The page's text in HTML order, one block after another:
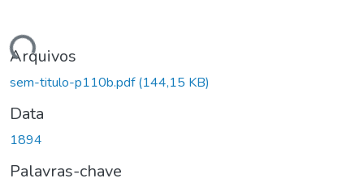
Arquivos
sem-titulo-p110b.pdf(144,15 KB)
Data
1894
Palavras-chave